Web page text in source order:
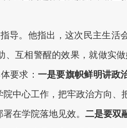
导。他指出，这次民主生活
互相警醒的效果，就做实
要求： 一是要旗帜鲜明讲政
中心工作，把牢政治方向、
在学院落地见效。二是要双